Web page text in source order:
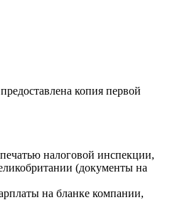
копия первой
налоговой инспекции,
(документы на
на бланке компании,